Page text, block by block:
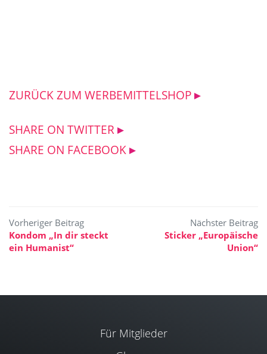
ZURÜCK ZUM WERBEMITTELSHOP
SHARE ON TWITTER
SHARE ON FACEBOOK
Beitragsnavigation
Kondom „In dir steckt
ein Humanist“
Sticker „Europäische
Union“
Für Mitglieder